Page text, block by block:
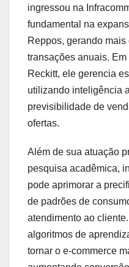
ingressou na
fundamental na
Reppos, gerando
transações anuais.
Reckitt, ele gerencia
utilizando inteligência
previsibilidade de
ofertas.
Além de sua atuação
pesquisa acadêmica,
pode aprimorar a
de padrões de
atendimento ao
algoritmos de
tornar o e-commerce